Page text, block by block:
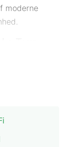
moderne
Tour
strategisk i
få
gode
bus og tog,